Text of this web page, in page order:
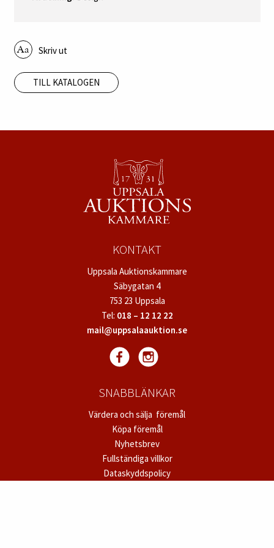
Skriv ut
TILL KATALOGEN
KONTAKT
Uppsala Auktionskammare
Säbygatan 4
753 23 Uppsala
Tel: 018 – 12 12 22
mail@uppsalaauktion.se
SNABBLÄNKAR
Värdera och sälja föremål
Köpa föremål
Nyhetsbrev
Fullständiga villkor
Dataskyddspolicy